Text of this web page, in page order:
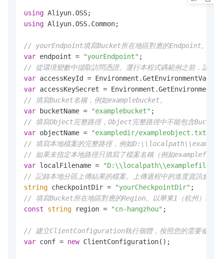
using
using Aliyun.OSS.Common;
// yourEndpoint填寫Bucket所在地區對應的Endpoint。
var endpoint = "yourEndpoint"
// 從環境變數中擷取訪問憑證。運行本程式碼範例之前，請確保
var accessKeyId =
var accessKeySecret =
// 填寫Bucket名稱，例如examplebucket。
var bucketName = "examplebucket"
// 填寫Object完整路徑，Object完整路徑中不能包含
var objectName = "exampledir/exampleobject.txt"
// 填寫本地檔案的完整路徑，例如
// 如果未指定本地路徑只填寫了檔案名稱（例如
var localFilename =
// 記錄本地分區上傳結果的檔案。上傳過程中的進度資訊會儲
string checkpointDir = "yourCheckpointDir"
// 填寫Bucket所在地區對應的Region。以華東1（杭州）為
const
string region = "cn-hangzhou" ;
// 建立ClientConfiguration執行個體，按照您的需要修改預
var conf = new ClientConfiguration();